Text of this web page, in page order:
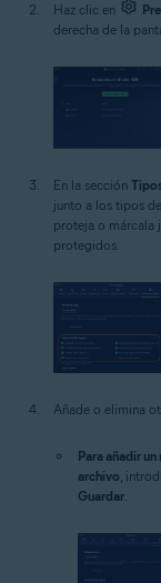
Haz clic en
derecha de la
En la sección
junto a los tipos
proteja o márcala
protegidos.
Añade o elimina
Para añadir
archivo ,
Guardar